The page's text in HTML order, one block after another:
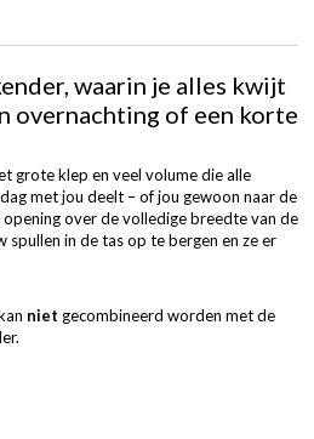
waarin je alles kwijt
overnachting of een korte
grote klep en veel volume die alle
met jou deelt – of jou gewoon naar de
over de volledige breedte van de
spullen in de tas op te bergen en ze er
niet gecombineerd worden met de